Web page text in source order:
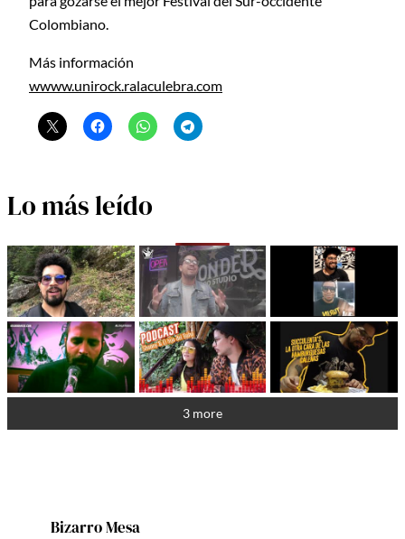
Colombiano.
Más información
wwww.unirock.ralaculebra.com
Lo más leído
3 more
Bizarro Mesa